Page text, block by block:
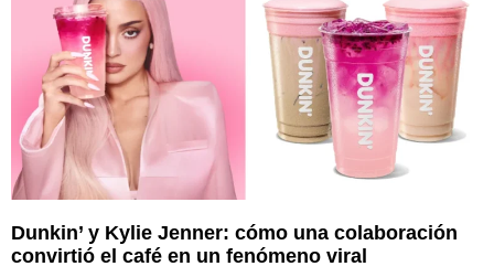
Dunkin’ y Kylie Jenner: cómo una colaboración
convirtió el café en un fenómeno viral